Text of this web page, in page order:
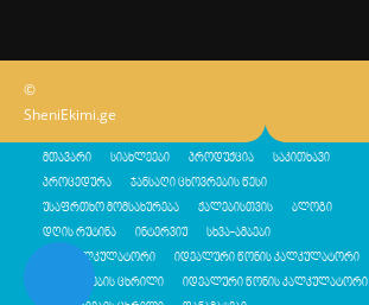
©
SheniEkimi.ge
მთავარი სიახლეები პროდუქცია საკითხავი
პროცედურა ჯანსაღი ცხოვრების წესი
უსაფრთხო მომსახურება ქალებისთვის ბლოგი
დღის რუტინა ინტერვიუ სხვა-ამბები
შენი კალკულატორი იდეალური წონის კალკულატორი
კალორიების ცხრილი იდეალური წონის კალკულატორი